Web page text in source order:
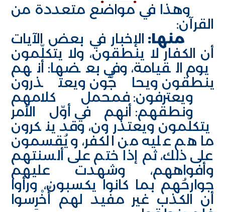
وهذا في مواضع متعددة من
القرآن:
منها: الإخبار في بعض الآيات
أن الكفار لا ينطقون، ولا يتكلّمون
يوم القيامة، وفي بعضها: أنهم
ينطقون ويحاجُّون ويعتذرون
ويعترفون: فمحمل كلامهم
ونطقهم: أنهم في أوّل الأمر
يتكلّمون ويعتذرون، وقد ينكرون
ما هم عليه من الكفر، ويُقسمون
على ذلك، ثم إذا ختم على ألسنتهم
وأفواههم، وشهدت عليهم
جوارحُهم بما كانوا يكسبون، ورأوا
أن الكذب غير مفيد لهم أُخْرِسوا